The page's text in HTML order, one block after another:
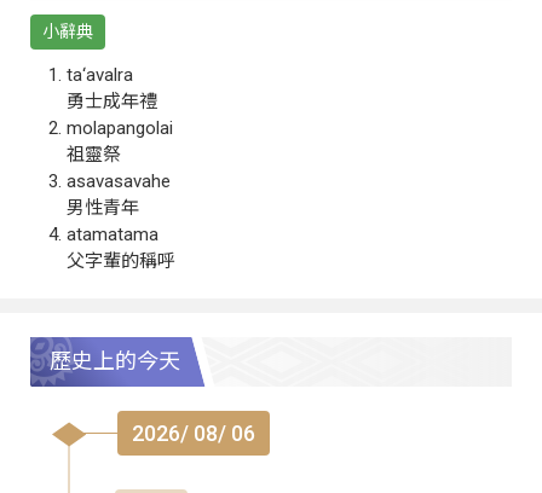
小辭典
ta‘avalra
勇士成年禮
molapangolai
祖靈祭
asavasavahe
男性青年
atamatama
父字輩的稱呼
歷史上的今天
2026/ 08/ 06